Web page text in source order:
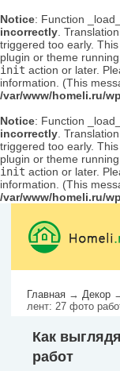
Notice: Function
incorrectly .
triggered too early.
plugin or theme
init action or later.
information. (This
/var/www/homeli.ru/
Notice: Function
incorrectly .
triggered too early.
plugin or theme
init action or later.
information. (This
/var/www/homeli.ru/
Главная → Декор
лент: 27 фото
Как
работ